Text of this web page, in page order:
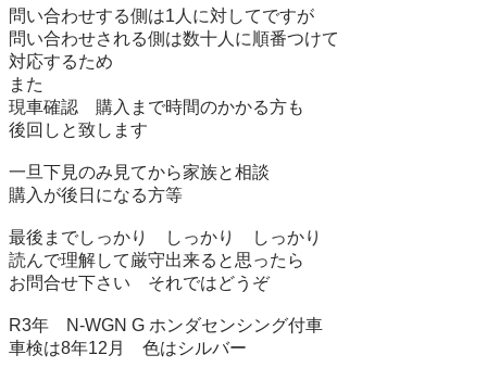
問い合わせする側は1人に対してですが
問い合わせされる側は数十人に順番つけて
対応するため
また
現車確認　購入まで時間のかかる方も
後回しと致します
一旦下見のみ見てから家族と相談
購入が後日になる方等
最後までしっかり　しっかり　しっかり
読んで理解して厳守出来ると思ったら
お問合せ下さい　それではどうぞ
R3年　N-WGN G ホンダセンシング付車
車検は8年12月　色はシルバー